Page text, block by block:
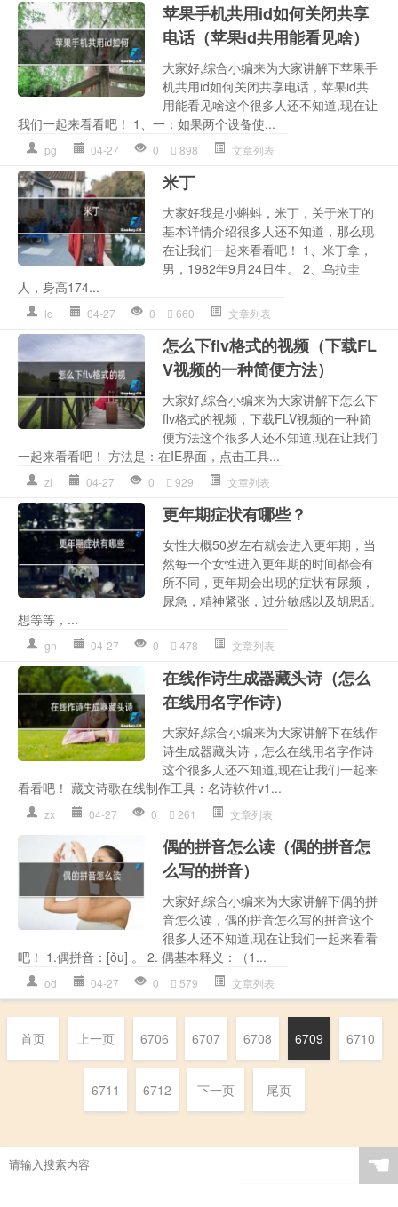
苹果手机共用id如何关闭共享
电话（苹果id共用能看见啥）
大家好,综合小编来为大家讲解下苹果手
机共用id如何关闭共享电话，苹果id共
用能看见啥这个很多人还不知道,现在让
我们一起来看看吧！ 1、一：如果两个设备使...
pg 04-27 0 898 文章列表
米丁
大家好我是小蝌蚪，米丁，关于米丁的
基本详情介绍很多人还不知道，那么现
在让我们一起来看看吧！ 1、米丁拿，
男，1982年9月24日生。 2、乌拉圭
人，身高174...
ld 04-27 0 660 文章列表
怎么下flv格式的视频（下载FL
V视频的一种简便方法）
大家好,综合小编来为大家讲解下怎么下
flv格式的视频，下载FLV视频的一种简
便方法这个很多人还不知道,现在让我们
一起来看看吧！ 方法是：在IE界面，点击工具...
zl 04-27 0 929 文章列表
更年期症状有哪些？
女性大概50岁左右就会进入更年期，当
然每一个女性进入更年期的时间都会有
所不同，更年期会出现的症状有尿频，
尿急，精神紧张，过分敏感以及胡思乱
想等等，...
gn 04-27 0 478 文章列表
在线作诗生成器藏头诗（怎么
在线用名字作诗）
大家好,综合小编来为大家讲解下在线作
诗生成器藏头诗，怎么在线用名字作诗
这个很多人还不知道,现在让我们一起来
看看吧！ 藏文诗歌在线制作工具：名诗软件v1...
zx 04-27 0 261 文章列表
偶的拼音怎么读（偶的拼音怎
么写的拼音）
大家好,综合小编来为大家讲解下偶的拼
音怎么读，偶的拼音怎么写的拼音这个
很多人还不知道,现在让我们一起来看看
吧！ 1.偶拼音：[ǒu] 。 2. 偶基本释义：（1...
od 04-27 0 579 文章列表
首页 上一页 6706 6707 6708 6709 6710
6711 6712 下一页 尾页
☚